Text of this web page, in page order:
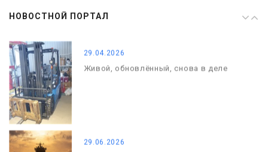
НОВОСТНОЙ ПОРТАЛС Днём Победы. Память, которая с
29.04.2026
Живой, обновлённый, снова в деле
29.06.2026